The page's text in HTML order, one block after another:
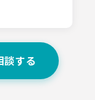
談する